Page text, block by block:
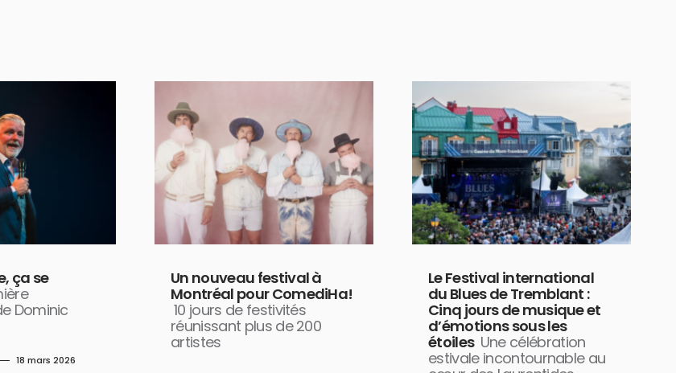
ça se
Dominic
18 mars 2026
Un nouveau festival à
Montréal pour ComediHa!
10 jours de festivités
réunissant plus de 200
artistes
Le Festival international
du Blues de Tremblant :
Cinq jours de musique et
d’émotions sous les
étoiles Une célébration
estivale incontournable au